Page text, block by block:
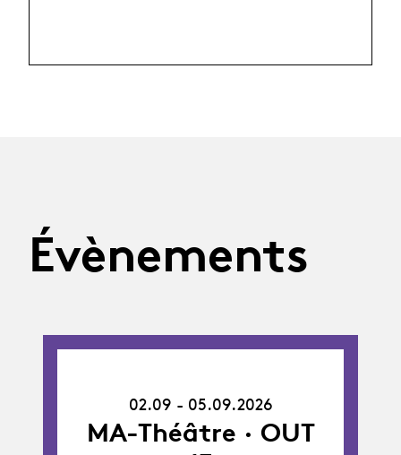
Évènements
05.09.2602.09 - 05.09.2026
MA-Théâtre · OUT